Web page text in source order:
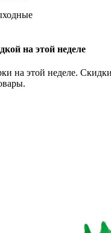
на этой неделе
на этой неделе.